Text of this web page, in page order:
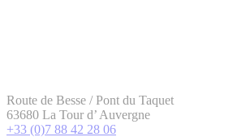
Route de Besse / Pont du Taquet
63680 La Tour d’ Auvergne
+33 (0)7 88 42 28 06